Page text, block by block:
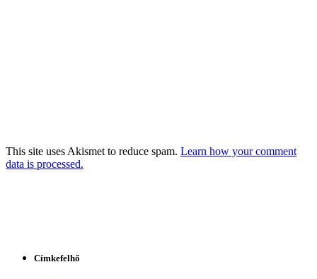
This site uses Akismet to reduce spam. Learn how your comment
data is processed.
Címkefelhő